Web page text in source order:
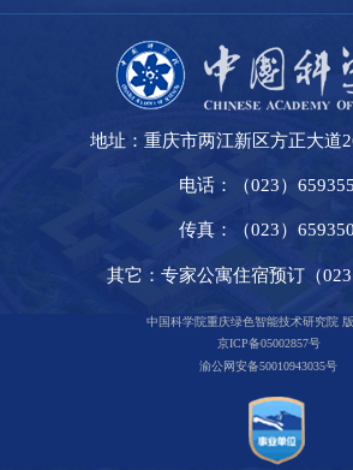
地址：重庆市两江新区方正大道
电话：（023）
传真：（023）
其它：专家公寓住宿预订（
中国科学院重庆绿色智能技术研究院
京ICP备05002857号
渝公网安备50010943035号